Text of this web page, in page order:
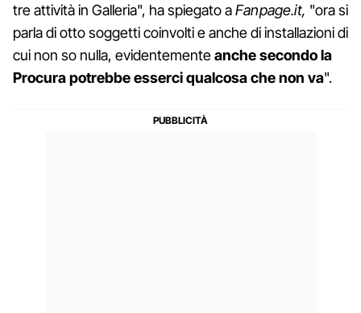
tre attività in Galleria", ha spiegato aFanpage.it, "ora si
parla di otto soggetti coinvolti e anche di installazioni di
cui non so nulla, evidentementeanche secondo la
Procura potrebbe esserci qualcosa che non va".